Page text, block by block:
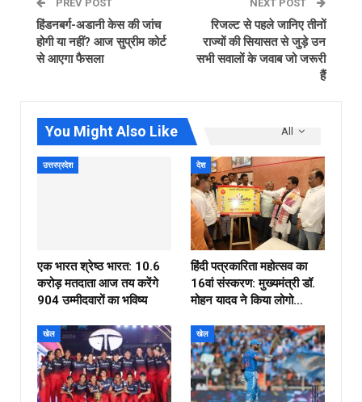
PREV POST
हिंडनबर्ग-अडानी केस की जांच
होगी या नहीं? आज सुप्रीम कोर्ट
से आएगा फैसला
NEXT POST
रिजल्ट से पहले जानिए तीनों
राज्यों की सियासत से जुड़े उन
सभी सवालों के जवाब जो जरूरी
हैं
All
You Might Also Like
उत्तरप्रदेश
एक भारत श्रेष्ठ भारत: 10.6
करोड़ मतदाता आज तय करेंगे
904 उम्मीदवारों का भविष्य
देश
हिंदी पत्रकारिता महोत्सव का
16वां संस्करण: मुख्यमंत्री डॉ.
मोहन यादव ने किया लोगो…
खेल खेल